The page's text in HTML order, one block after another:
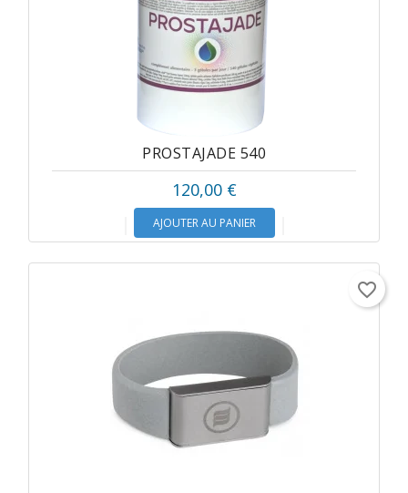
PROSTAJADE 540
120,00 €
AJOUTER AU PANIER
favorite_border